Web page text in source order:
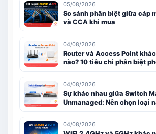
05/08/2026
So sánh phân biệt giữa cáp
và CCA khi mua
04/08/2026
Router và Access Point
nào? 10 tiêu chi phân biệt
04/08/2026
Sự khác nhau giữa Switch
Unmanaged: Nên chọn loại
04/08/2026